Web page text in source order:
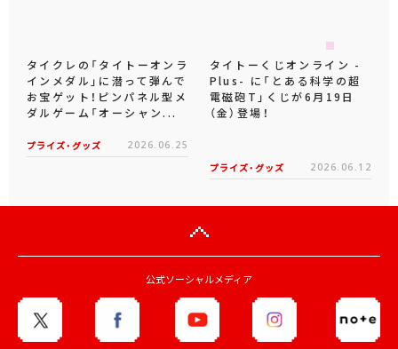
タイクレの「タイトーオンラ
インメダル」に潜って弾んで
お宝ゲット！ピンパネル型メ
ダルゲーム「オーシャン...
プライズ・グッズ 2026.06.25
タイトーくじオンライン -
Plus- に「とある科学の超
電磁砲T」くじが6月19日
（金）登場！
プライズ・グッズ 2026.06.12
公式ソーシャルメディア